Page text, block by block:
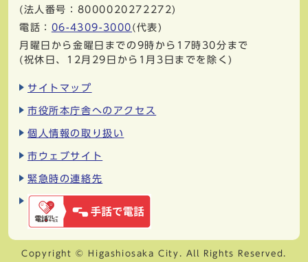
(法人番号：8000020272272)
電話： 06-4309-3000 (代表)
月曜日から金曜日までの9時から17時30分まで
(祝休日、12月29日から1月3日までを除く)
サイトマップ
市役所本庁舎へのアクセス
個人情報の取り扱い
市ウェブサイト
緊急時の連絡先
Copyright © Higashiosaka City. All Rights Reserved.